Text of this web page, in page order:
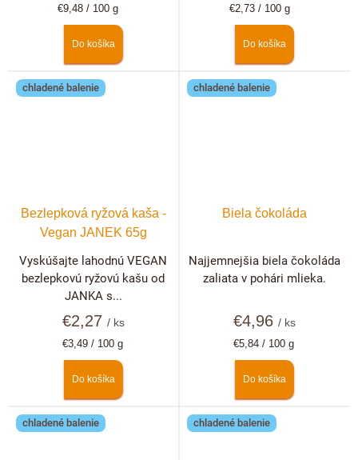
Jednotková
€9,48 / 100 g
Do košíka
Jednotková
€2,73 / 100 g
Do košíka
chladené balenie
Bezlepková ryžová kaša -
Vegan JANEK 65g
€2,27 / ks
Jednotková
€3,49 / 100 g
Do košíka
Vyskúšajte lahodnú VEGAN
bezlepkovú ryžovú kašu od
JANKA s...
chladené balenie
Biela čokoláda
€4,96/ ks
Jednotková
€5,84 / 100 g
Do košíka
Najjemnejšia biela čokoláda
zaliata v pohári mlieka.
chladené balenie chladené balenie